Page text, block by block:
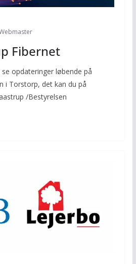
Fibernet
opdateringer løbende på
i Torstorp, det kan du på
/Bestyrelsen